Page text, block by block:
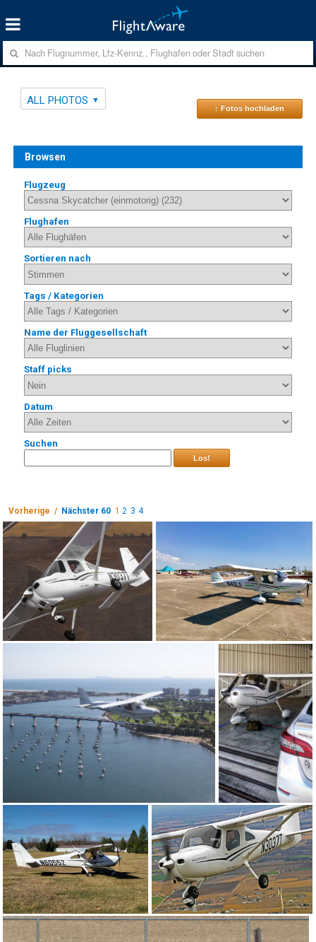
ALL PHOTOS
↑ Fotos hochladen
Browsen
Flugzeug
Flughafen
Sortieren nach
Tags / Kategorien
Name der Fluggesellschaft
Staff picks
Datum
Suchen
Los!
Vorherige / Nächster 60 1 2 3 4